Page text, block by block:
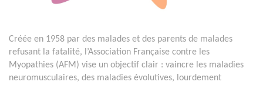
Créée en 1958 par des malades et des parents de malades
refusant la fatalité, l’Association Française contre les
Myopathies (AFM) vise un objectif clair : vaincre les maladies
neuromusculaires, des maladies évolutives, lourdement